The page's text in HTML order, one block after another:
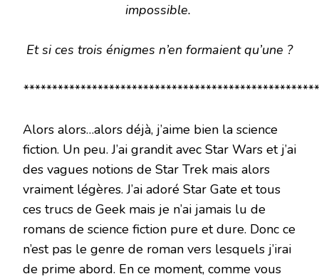
impossible.
Et si ces trois énigmes n’en formaient qu’une ?
****************************************************
Alors alors…alors déjà, j’aime bien la science
fiction. Un peu. J’ai grandit avec Star Wars et j’ai
des vagues notions de Star Trek mais alors
vraiment légères. J’ai adoré Star Gate et tous
ces trucs de Geek mais je n’ai jamais lu de
romans de science fiction pure et dure. Donc ce
n’est pas le genre de roman vers lesquels j’irai
de prime abord. En ce moment, comme vous